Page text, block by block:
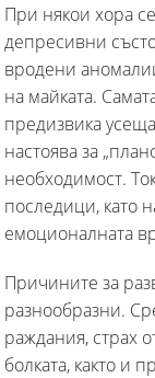
При някои хора
депресивни
вродени
на майката.
предизвика
настоява за
необходимост.
последици, като
емоционалната
Причините за
разнообразни.
раждания, страх
болката, както и